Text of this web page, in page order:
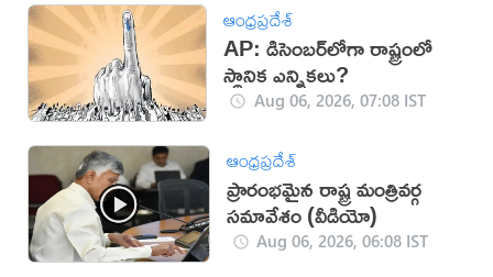
ఆంధ్రప్రదేశ్
AP: డిసెంబర్‌లోగా రాష్ట్రంలో
స్థానిక ఎన్నికలు?
Aug 06, 2026, 07:08 IST
ఆంధ్రప్రదేశ్
ప్రారంభమైన రాష్ట్ర మంత్రివర్గ
సమావేశం (వీడియో)
Aug 06, 2026, 06:08 IST